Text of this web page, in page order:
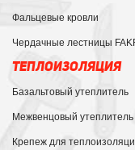
Фальцевые кровли
Чердачные лестницы
ТЕПЛОИЗОЛЯЦИЯ
Базальтовый утеплитель
Межвенцовый утеплитель
Крепеж для